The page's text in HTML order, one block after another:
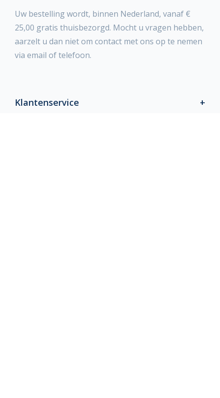
Uw bestelling wordt, binnen Nederland, vanaf €
25,00 gratis thuisbezorgd. Mocht u vragen hebben,
aarzelt u dan niet om contact met ons op te nemen
via email of telefoon.
Klantenservice